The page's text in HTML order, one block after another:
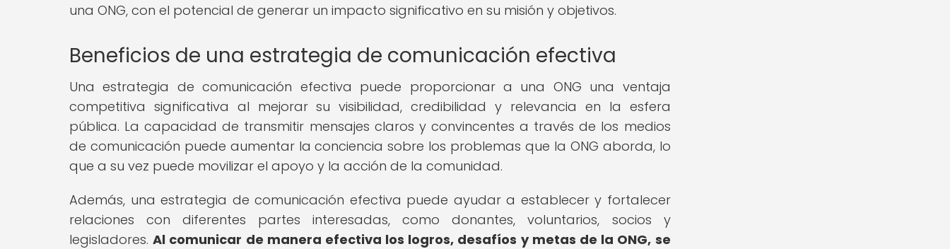
una ONG, con el potencial de generar un impacto significativo en su misión y objetivos.
Beneficios de una estrategia de comunicación efectiva
Una estrategia de comunicación efectiva puede proporcionar a una ONG una ventaja
competitiva significativa al mejorar su visibilidad, credibilidad y relevancia en la esfera
pública. La capacidad de transmitir mensajes claros y convincentes a través de los medios
de comunicación puede aumentar la conciencia sobre los problemas que la ONG aborda, lo
que a su vez puede movilizar el apoyo y la acción de la comunidad.
Además, una estrategia de comunicación efectiva puede ayudar a establecer y fortalecer
relaciones con diferentes partes interesadas, como donantes, voluntarios, socios y
legisladores.Al comunicar de manera efectiva los logros, desafíos y metas de la ONG, se